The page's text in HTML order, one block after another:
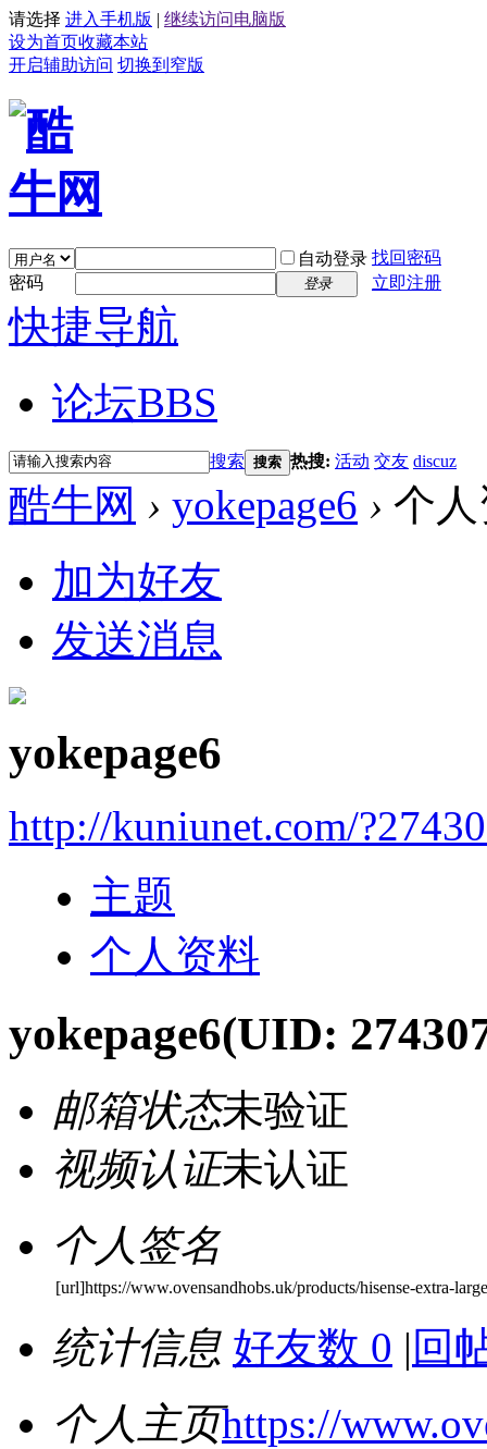
请选择 进入手机版 | 继续访问电脑版
设为首页收藏本站
开启辅助访问 切换到窄版
自动登录 找回密码
密码
登录 立即注册
快捷导航
论坛BBS
搜索 搜索 热搜: 活动 交友 discuz
酷牛网 › yokepage6 › 个
加为好友
发送消息
yokepage6
http://kuniunet.com/
主题
个人资料
yokepage6(UID:
邮箱状态未验证
视频认证未认证
个人签名
[url]https://www.ovensandhobs.uk/products/hisense-extra-
统计信息 好友数 0 | 回
个人主页https://